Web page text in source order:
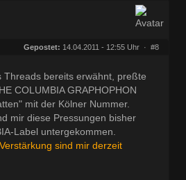
Gepostet: 14.04.2011 - 12:55 Uhr · #8
Threads bereits erwähnt, preßte
COLUMBIA GRAPHOPHON
mit der Kölner Nummer.
mir diese Pressungen bisher
Label untergekommen.
sind mir derzeit